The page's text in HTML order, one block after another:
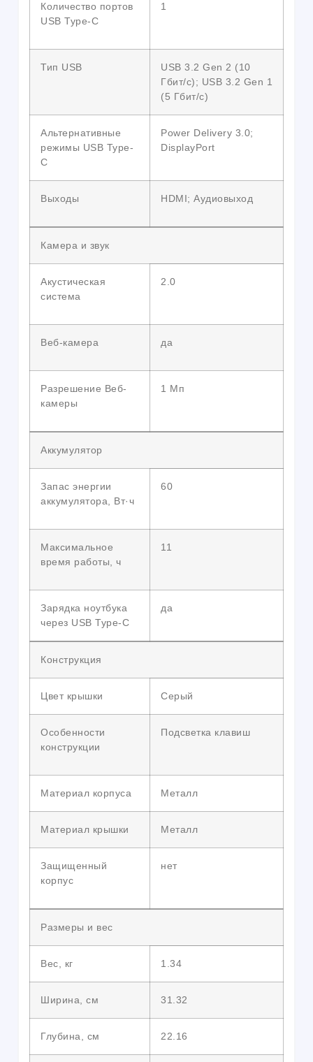
Количество портов
USB Type-C
1
Тип USB
USB 3.2 Gen 2 (10
Гбит/с); USB 3.2 Gen 1
(5 Гбит/с)
Альтернативные
режимы USB Type-
C
Power Delivery 3.0;
DisplayPort
Выходы HDMI; Аудиовыход
Камера и звук
Акустическая
система
2.0
Веб-камера да
Разрешение Веб-
камеры
1 Мп
Аккумулятор
Запас энергии
аккумулятора, Вт·ч
60
Максимальное
время работы, ч
11
Зарядка ноутбука
через USB Type-C
да
Конструкция
Цвет крышки Серый
Особенности
конструкции
Подсветка клавиш
Материал корпуса Металл
Материал крышки Металл
Защищенный
корпус
нет
Размеры и вес
Вес, кг 1.34
Ширина, см 31.32
Глубина, см 22.16